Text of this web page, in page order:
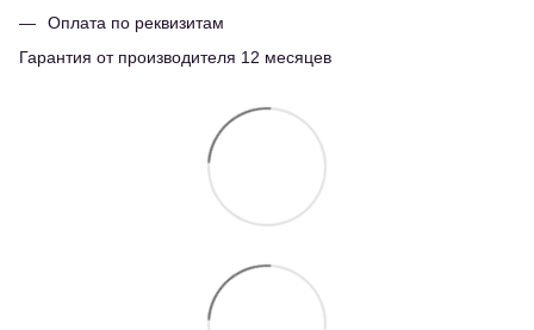
Оплата по реквизитам
Гарантия от производителя 12 месяцев